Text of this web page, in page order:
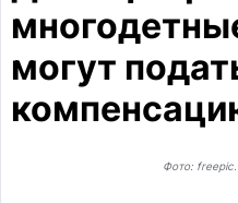
могут
Фото: